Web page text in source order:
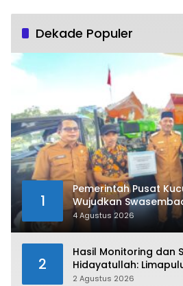
Dekade Populer
1
Pemerintah Pusat
Wujudkan
Pangan di Kabupaten
4 Agustus 2026
2
Hasil Monitoring dan
Hidayatullah:
Kirimkan Atlet
2 Agustus 2026